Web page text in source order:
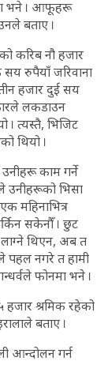
भने । आफूहरू
बताए ।
करिब नौ हजार
सय रुपैयाँ जरिवाना
हजार दुई सय
लकडाउन
। त्यस्तै, भिजिट
थियो ।
काम गर्ने
उनीहरूको भिसा
महिनाभित्र
सकेनौँ । छुट
लाग्ने थिएन, अब त
पहल नगरे त हामी
फोनमा भने ।
श्रमिक रहेको
बताए ।
आन्दोलन गर्न